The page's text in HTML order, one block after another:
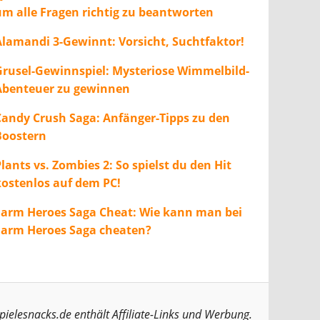
alle Fragen richtig zu beantworten
3-Gewinnt: Vorsicht, Suchtfaktor!
Gewinnspiel: Mysteriose Wimmelbild-
zu gewinnen
Crush Saga: Anfänger-Tipps zu den
vs. Zombies 2: So spielst du den Hit
auf dem PC!
Heroes Saga Cheat: Wie kann man bei
Heroes Saga cheaten?
enthält Affiliate-Links und Werbung.